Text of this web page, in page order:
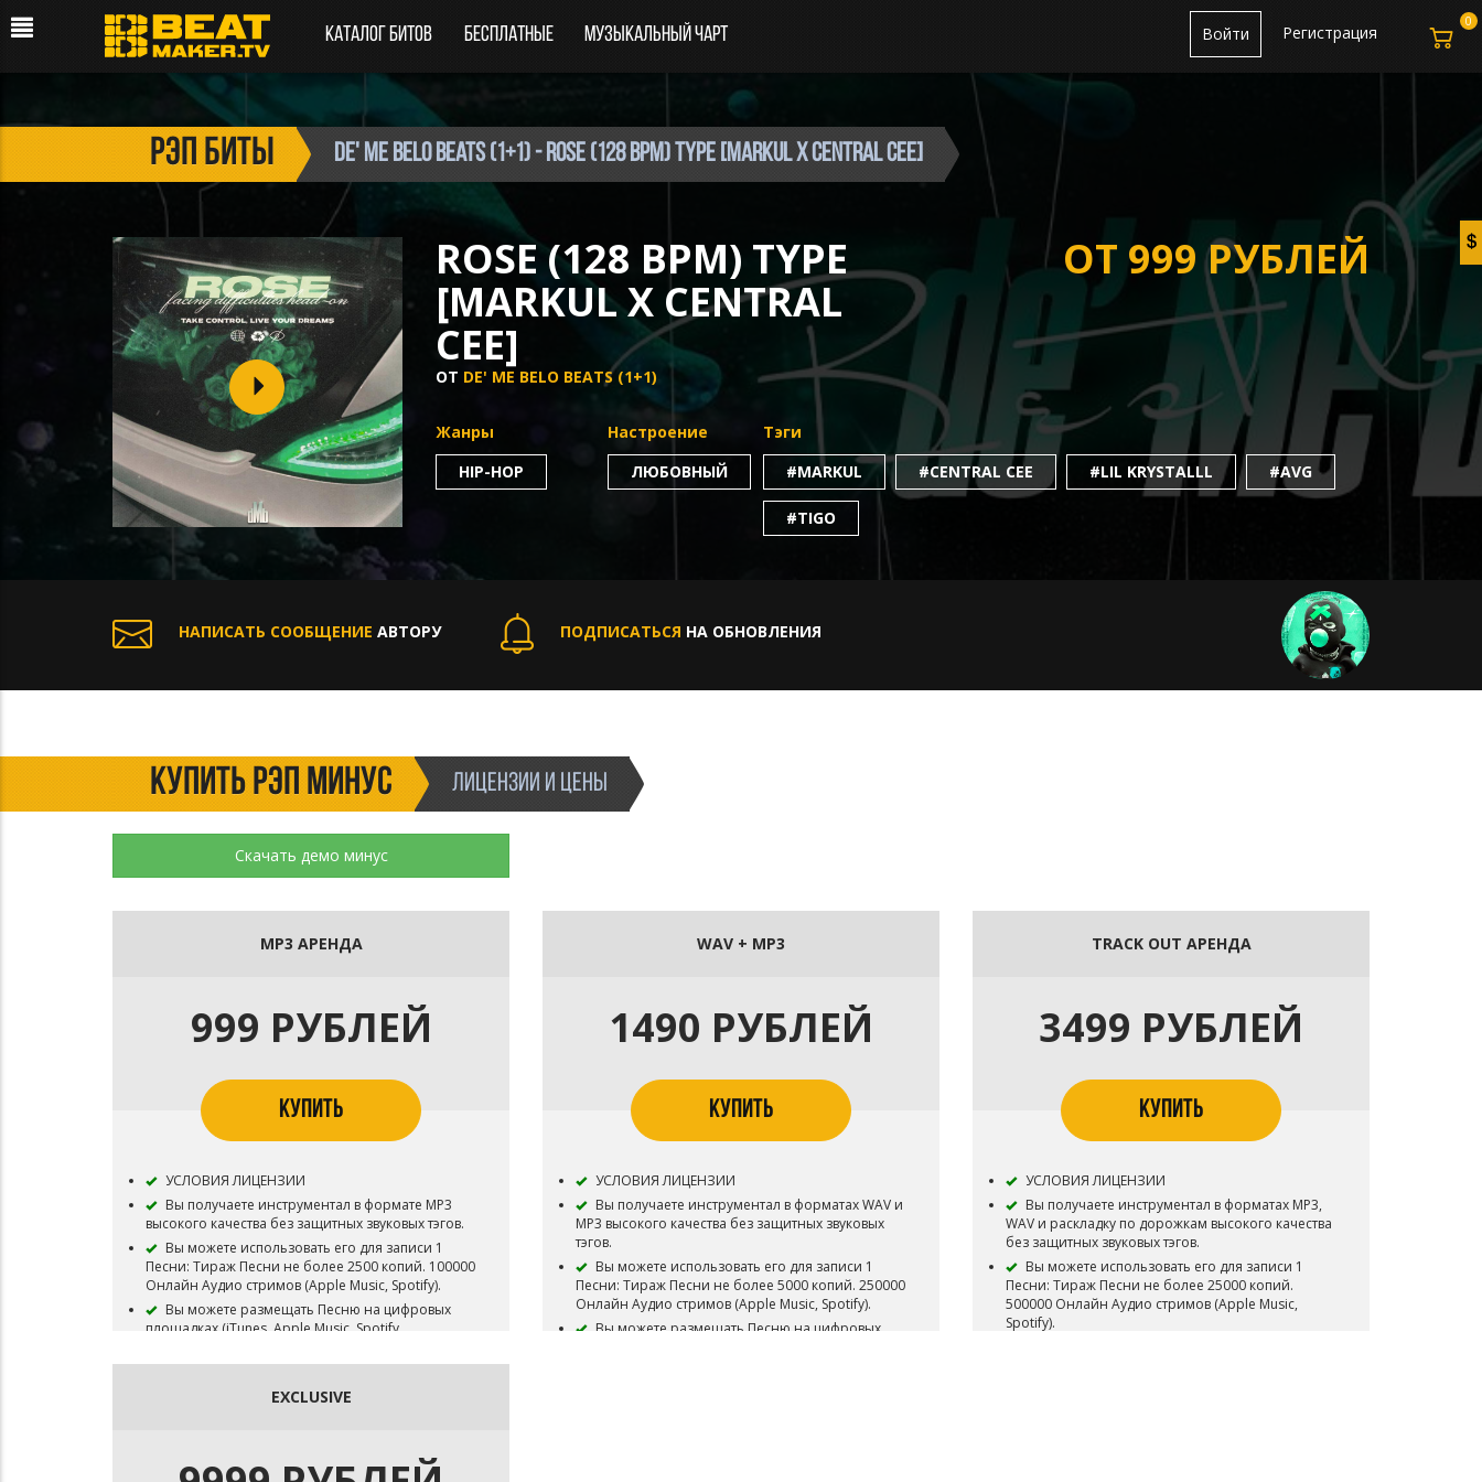
Каталог битов Бесплатные Музыкальный чарт Регистрация
Войти
рэп биты de' Me Belo Beats (1+1) - ROSE (128 BPM) Type [Markul x Central Cee]
ROSE (128 BPM) TYPE
[MARKUL X CENTRAL
CEE]
ОТ DE' ME BELO BEATS (1+1)
ОТ 999 РУБЛЕЙ
Жанры
HIP-HOP
Настроение
ЛЮБОВНЫЙ
Тэги
#MARKUL
#CENTRAL CEE #LIL KRYSTALLL #AVG
#TIGO
НАПИСАТЬ СООБЩЕНИЕ АВТОРУ ПОДПИСАТЬСЯ НА ОБНОВЛЕНИЯ
КУПИТЬ РЭП МИНУС ЛИЦЕНЗИИ И ЦЕНЫ
Скачать демо минус
MP3 АРЕНДА
999 РУБЛЕЙ
КУПИТЬ
УСЛОВИЯ ЛИЦЕНЗИИ
Вы получаете инструментал в формате MP3
высокого качества без защитных звуковых тэгов.
Вы можете использовать его для записи 1
Песни: Тираж Песни не более 2500 копий. 100000
Онлайн Аудио стримов (Apple Music, Spotify).
Вы можете размещать Песню на цифровых
площадках (iTunes, Apple Music, Spotify,
инструментал остаются у de'Me Belo Beats. Бит не
снимается с продажи.
записанной под этот минус, необходимо указать
WAV + MP3
1490 РУБЛЕЙ
КУПИТЬ
УСЛОВИЯ ЛИЦЕНЗИИ
Вы получаете инструментал в форматах WAV и
MP3 высокого качества без защитных звуковых
тэгов.
Вы можете использовать его для записи 1
Песни: Тираж Песни не более 5000 копий. 250000
Онлайн Аудио стримов (Apple Music, Spotify).
Вы можете размещать Песню на цифровых
TRACK OUT АРЕНДА
3499 РУБЛЕЙ
КУПИТЬ
УСЛОВИЯ ЛИЦЕНЗИИ
Вы получаете инструментал в форматах MP3,
WAV и раскладку по дорожкам высокого качества
без защитных звуковых тэгов.
Вы можете использовать его для записи 1
Песни: Тираж Песни не более 25000 копий.
500000 Онлайн Аудио стримов (Apple Music,
Spotify).
EXCLUSIVE
0